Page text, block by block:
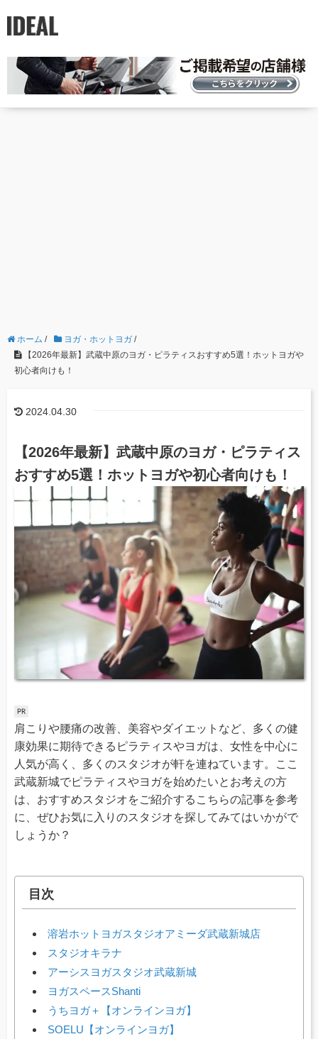
ホーム / ヨガ・ホットヨガ /
【2026年最新】武蔵中原のヨガ・ピラティスおすすめ5選！ホットヨガや
初心者向けも！
2024.04.30
【2026年最新】武蔵中原のヨガ・ピラティス
おすすめ5選！ホットヨガや初心者向けも！
肩こりや腰痛の改善、美容やダイエットなど、多くの健
康効果に期待できるピラティスやヨガは、女性を中心に
人気が高く、多くのスタジオが軒を連ねています。ここ
武蔵新城でピラティスやヨガを始めたいとお考えの方
は、おすすめスタジオをご紹介するこちらの記事を参考
に、ぜひお気に入りのスタジオを探してみてはいかがで
しょうか？
目次
溶岩ホットヨガスタジオアミーダ武蔵新城店
スタジオキラナ
アーシスヨガスタジオ武蔵新城
ヨガスペースShanti
うちヨガ＋【オンラインヨガ】
SOELU【オンラインヨガ】